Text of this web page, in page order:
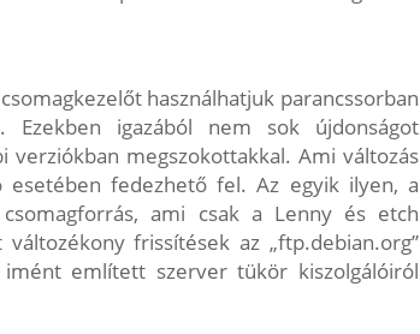
használhatjuk parancssorban
Ezekben igazából nem sok újdonságot
megszokottakkal. Ami változás
fedezhető fel. Az egyik ilyen, a
ami csak a Lenny és etch
frissítések az „ftp.debian.org”
imént említett szerver tükör kiszolgálóiról